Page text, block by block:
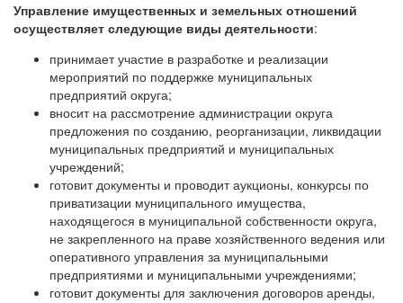
Управление имущественных и земельных отношений
осуществляет следующие виды деятельности:
принимает участие в разработке и реализации
мероприятий по поддержке муниципальных
предприятий округа;
вносит на рассмотрение администрации округа
предложения по созданию, реорганизации, ликвидации
муниципальных предприятий и муниципальных
учреждений;
готовит документы и проводит аукционы, конкурсы по
приватизации муниципального имущества,
находящегося в муниципальной собственности округа,
не закрепленного на праве хозяйственного ведения или
оперативного управления за муниципальными
предприятиями и муниципальными учреждениями;
готовит документы для заключения договоров аренды,